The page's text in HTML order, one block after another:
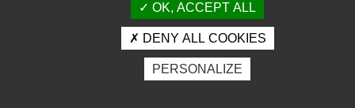
Crédits et mentions légales
Espace presse
Photothèque
OK, ACCEPT ALL
DENY ALL COOKIES
PERSONALIZE